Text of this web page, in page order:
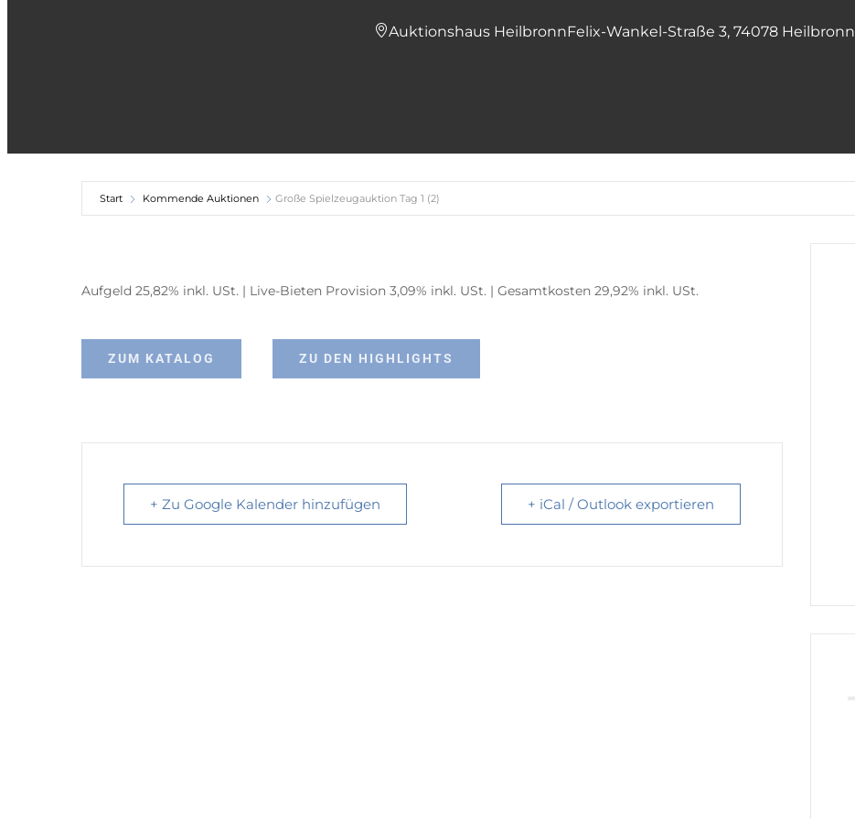
Auktionshaus HeilbronnFelix-Wankel-Straße 3, 74078 Heilbronn
Start Kommende Auktionen Große Spielzeugauktion Tag 1 (2)
Aufgeld 25,82% inkl. USt. | Live-Bieten Provision 3,09% inkl. USt. | Gesamtkosten 29,92% inkl. USt.
ZUM KATALOG ZU DEN HIGHLIGHTS
+ Zu Google Kalender hinzufügen + iCal / Outlook exportieren